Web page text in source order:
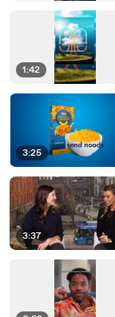
1:42
3:25
3:37